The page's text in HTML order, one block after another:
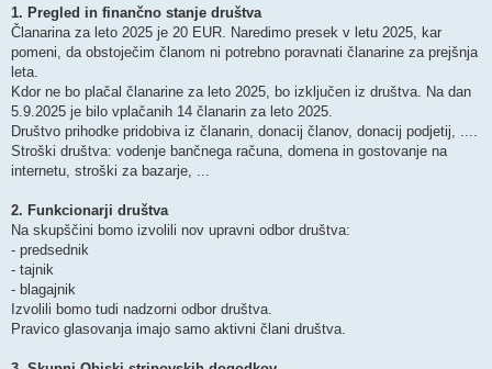
1. Pregled in finančno stanje društva
Članarina za leto 2025 je 20 EUR. Naredimo presek v letu 2025, kar
pomeni, da obstoječim članom ni potrebno poravnati članarine za prejšnja
leta.
Kdor ne bo plačal članarine za leto 2025, bo izključen iz društva. Na dan
5.9.2025 je bilo vplačanih 14 članarin za leto 2025.
Društvo prihodke pridobiva iz članarin, donacij članov, donacij podjetij, ....
Stroški društva: vodenje bančnega računa, domena in gostovanje na
internetu, stroški za bazarje, ...
2. Funkcionarji društva
Na skupščini bomo izvolili nov upravni odbor društva:
- predsednik
- tajnik
- blagajnik
Izvolili bomo tudi nadzorni odbor društva.
Pravico glasovanja imajo samo aktivni člani društva.